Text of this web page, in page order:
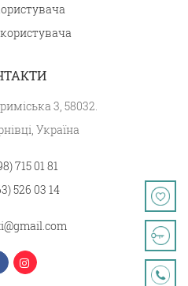
3, 58032.
Україна
715 01 81
526 03 14